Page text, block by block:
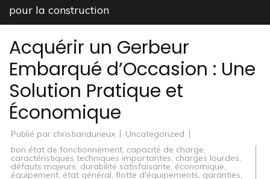
pour la construction
Acquérir un Gerbeur
Embarqué d’Occasion : Une
Solution Pratique et
Économique
Publié par christiandurieux
Uncategorized
bon état de fonctionnement, capacité de charge,
caractéristiques techniques importantes, charges lourdes,
défauts majeurs, durabilité satisfaisante, économique,
équipement, état général, flotte d'équipements, garanties,